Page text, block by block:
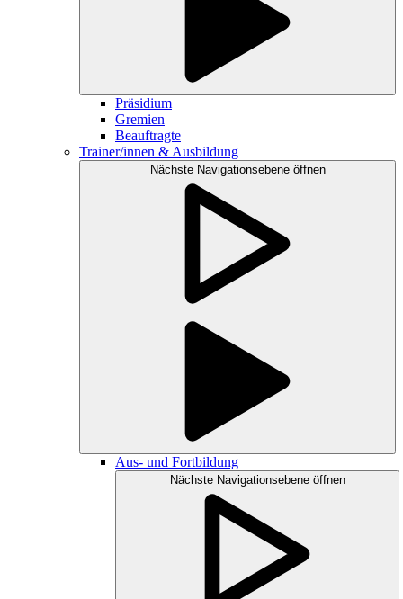
Präsidium
Gremien
Beauftragte
Trainer/innen & Ausbildung
Nächste Navigationsebene öffnen
Aus- und Fortbildung
Nächste Navigationsebene öffnen